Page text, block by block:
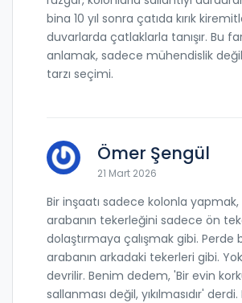
bina 10 yıl sonra çatıda kırık
duvarlarda çatlaklarla tanışır. Bu
anlamak, sadece mühendislik
tarzı seçimi.
Ömer Şengül
21 Mart 2026
Bir inşaatı sadece kolonla yapmak,
arabanın tekerleğini sadece ön
dolaştırmaya çalışmak gibi. Perde
arabanın arkadaki tekerleri gibi.
devrilir. Benim dedem, 'Bir evin
sallanması değil, yıkılmasıdır'